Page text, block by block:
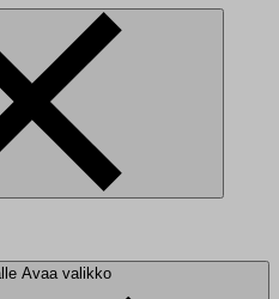
Avaa valikko